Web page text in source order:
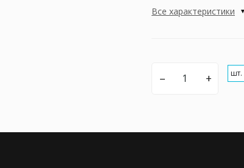
Все характеристики
– + шт.